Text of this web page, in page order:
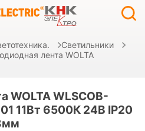
Светильники
лента WOLTA
WOLTA WLSCOB-
11Вт 6500К 24В IP20